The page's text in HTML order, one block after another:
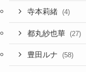
寺本莉緒 (4)
都丸紗也華 (27)
豊田ルナ (58)